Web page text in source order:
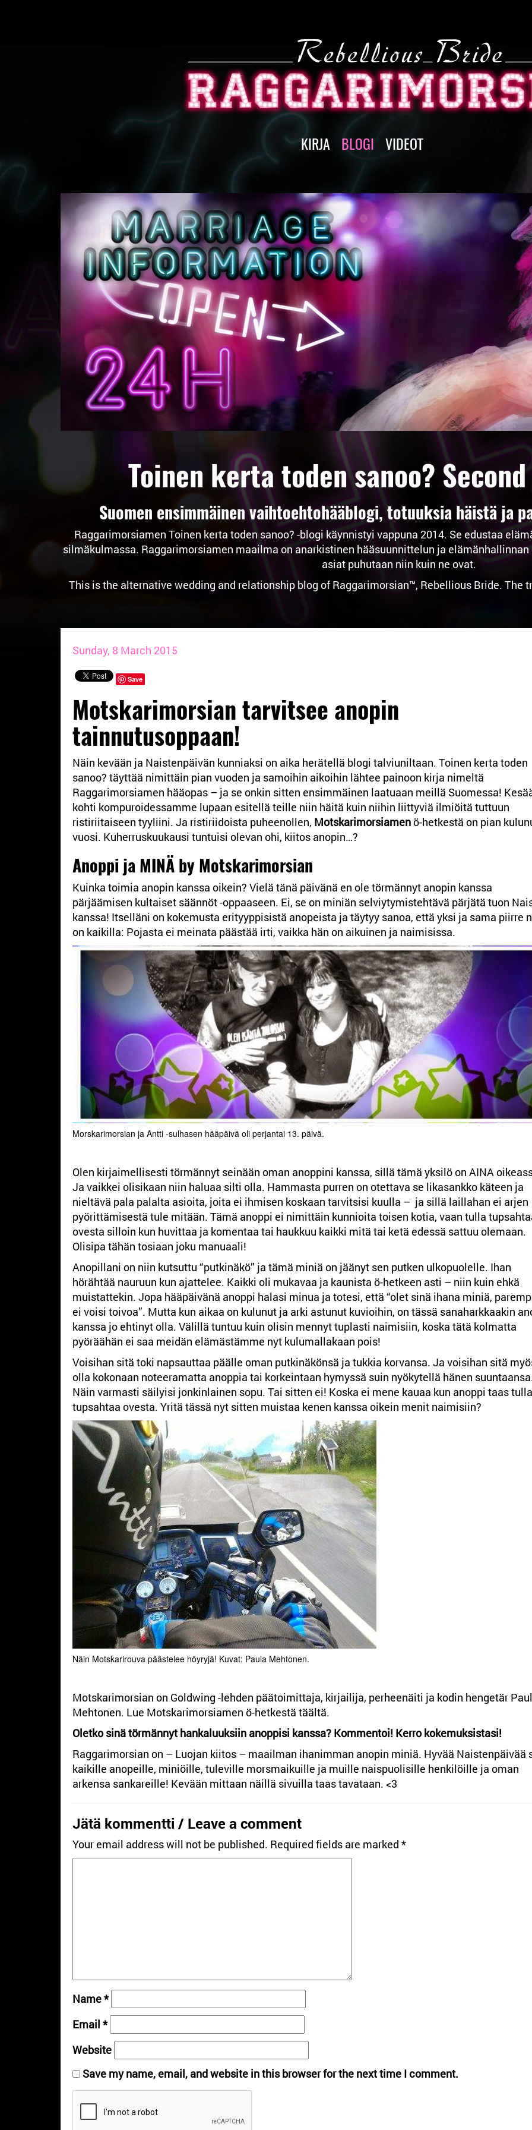
KIRJA BLOGI VIDEOT
Toinen kerta toden sanoo?
Suomen ensimmäinen vaihtoehtohääblogi, totuuksia häistä ja
Raggarimorsiamen Toinen kerta toden sanoo? -blogi käynnistyi vappuna 2014. Se edustaa
silmäkulmassa. Raggarimorsiamen maailma on anarkistinen hääsuunnittelun ja
asiat puhutaan niin kuin ne ovat.
This is the alternative wedding and relationship blog of Raggarimorsian™, Rebellious Bride. The
Sunday, 8 March 2015
Save
Motskarimorsian tarvitsee anopin
tainnutusoppaan!
Näin kevään ja Naistenpäivän kunniaksi on aika herätellä blogi talviuniltaan. Toinen kerta toden
sanoo? täyttää nimittäin pian vuoden ja samoihin aikoihin lähtee painoon kirja nimeltä
Raggarimorsiamen hääopas – ja se onkin sitten ensimmäinen laatuaan meillä Suomessa!
kohti kompuroidessamme lupaan esitellä teille niin häitä kuin niihin liittyviä ilmiöitä tuttuun
ristiriitaiseen tyyliini. Ja ristiriidoista puheenollen, Motskarimorsiamenö-hetkestä on pian
vuosi. Kuherruskuukausi tuntuisi olevan ohi, kiitos anopin…?
Anoppi ja MINÄ by Motskarimorsian
Kuinka toimia anopin kanssa oikein? Vielä tänä päivänä en ole törmännyt anopin kanssa
pärjäämisen kultaiset säännöt -oppaaseen. Ei, se on miniän selviytymistehtävä pärjätä tuon
kanssa! Itselläni on kokemusta erityyppisistä anopeista ja täytyy sanoa, että yksi ja sama piirre
on kaikilla: Pojasta ei meinata päästää irti, vaikka hän on aikuinen ja naimisissa.
Morskarimorsian ja Antti -sulhasen hääpäivä oli perjantai 13. päivä.
Olen kirjaimellisesti törmännyt seinään oman anoppini kanssa, sillä tämä yksilö on AINA
Ja vaikkei olisikaan niin haluaa silti olla. Hammasta purren on otettava se likasankko käteen ja
nieltävä pala palalta asioita, joita ei ihmisen koskaan tarvitsisi kuulla – ja sillä laillahan ei arjen
pyörittämisestä tule mitään. Tämä anoppi ei nimittäin kunnioita toisen kotia, vaan tulla
ovesta silloin kun huvittaa ja komentaa tai haukkuu kaikki mitä tai ketä edessä sattuu olemaan.
Olisipa tähän tosiaan joku manuaali!
Anopillani on niin kutsuttu “putkinäkö” ja tämä miniä on jäänyt sen putken ulkopuolelle. Ihan
hörähtää nauruun kun ajattelee. Kaikki oli mukavaa ja kaunista ö-hetkeen asti – niin kuin ehkä
muistattekin. Jopa hääpäivänä anoppi halasi minua ja totesi, että “olet sinä ihana miniä,
ei voisi toivoa”. Mutta kun aikaa on kulunut ja arki astunut kuvioihin, on tässä sanaharkkaakin
kanssa jo ehtinyt olla. Välillä tuntuu kuin olisin mennyt tuplasti naimisiin, koska tätä kolmatta
pyöräähän ei saa meidän elämästämme nyt kulumallakaan pois!
Voisihan sitä toki napsauttaa päälle oman putkinäkönsä ja tukkia korvansa. Ja voisihan sitä
olla kokonaan noteeramatta anoppia tai korkeintaan hymyssä suin nyökytellä hänen
Näin varmasti säilyisi jonkinlainen sopu. Tai sitten ei! Koska ei mene kauaa kun anoppi taas tulla
tupsahtaa ovesta. Yritä tässä nyt sitten muistaa kenen kanssa oikein menit naimisiin?
Näin Motskarirouva päästelee höyryjä! Kuvat: Paula Mehtonen.
Motskarimorsian on Goldwing -lehden päätoimittaja, kirjailija, perheenäiti ja kodin hengetär
Mehtonen. Lue Motskarimorsiamen ö-hetkestä täältä.
Oletko sinä törmännyt hankaluuksiin anoppisi kanssa? Kommentoi! Kerro kokemuksistasi!
Raggarimorsian on – Luojan kiitos – maailman ihanimman anopin miniä. Hyvää Naistenpäivää
kaikille anopeille, miniöille, tuleville morsmaikuille ja muille naispuolisille henkilöille ja oman
arkensa sankareille! Kevään mittaan näillä sivuilla taas tavataan. <3
Jätä kommentti / Leave a comment
Your email address will not be published. Required fields are marked *
Name*
Email *
Website
Save my name, email, and website in this browser for the next time I comment.